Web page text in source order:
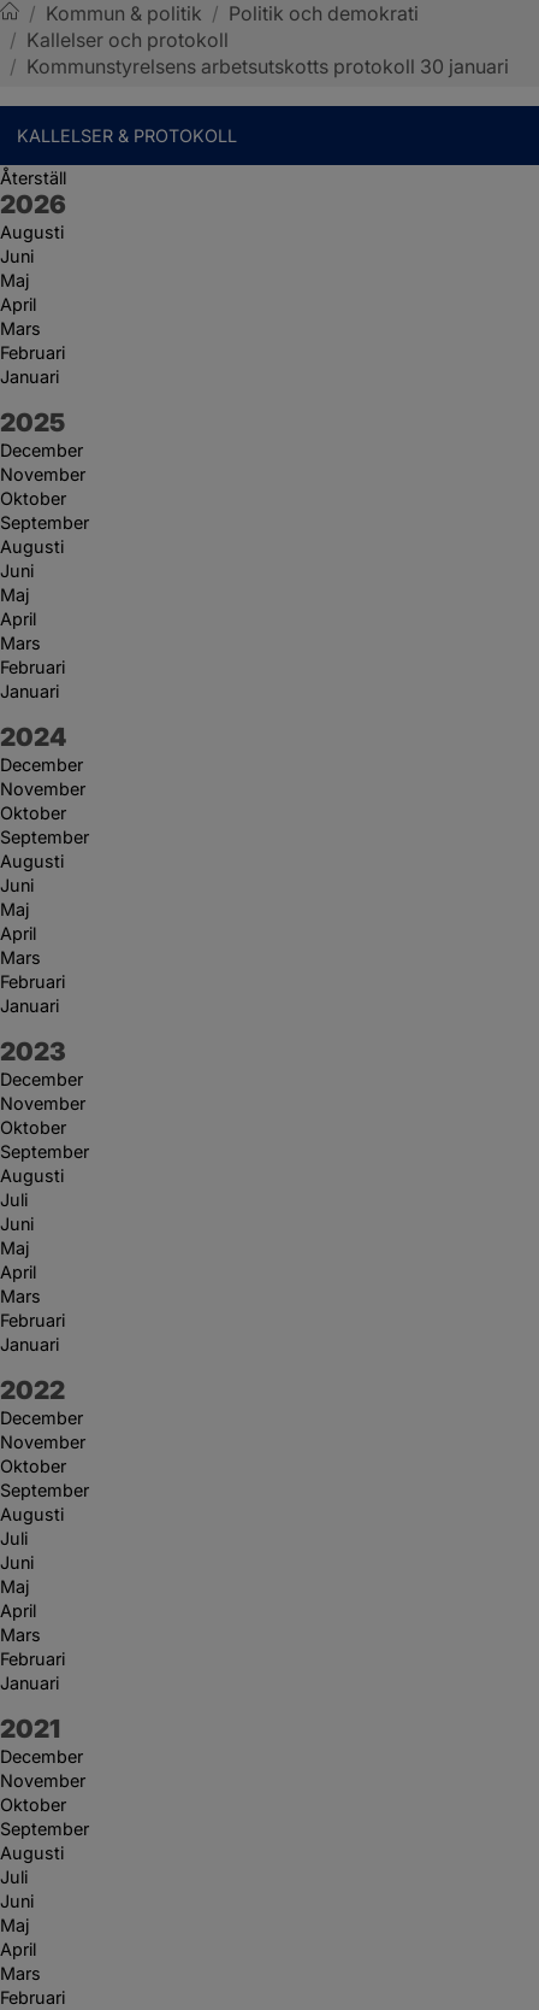
Sotenäs kommun
/ Kommun & politik / Politik och demokrati
/ Kallelser och protokoll
/ Kommunstyrelsens arbetsutskotts protokoll 30 januari
KALLELSER & PROTOKOLL
Återställ
År:
2026
Augusti
Juni
Maj
April
Mars
Februari
Januari
År:
2025
December
November
Oktober
September
Augusti
Juni
Maj
April
Mars
Februari
Januari
År:
2024
December
November
Oktober
September
Augusti
Juni
Maj
April
Mars
Februari
Januari
År:
2023
December
November
Oktober
September
Augusti
Juli
Juni
Maj
April
Mars
Februari
Januari
År:
2022
December
November
Oktober
September
Augusti
Juli
Juni
Maj
April
Mars
Februari
Januari
År:
2021
December
November
Oktober
September
Augusti
Juli
Juni
Maj
April
Mars
Februari